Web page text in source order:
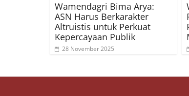
Wamendagri Bima Arya:
ASN Harus Berkarakter
Altruistis untuk Perkuat
Kepercayaan Publik
28 November 2025